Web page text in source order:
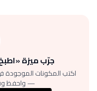
جرّب ميزة
اكتب المكونات الموجودة
— واحفظ